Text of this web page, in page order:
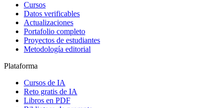
Cursos
Datos verificables
Actualizaciones
Portafolio completo
Proyectos de estudiantes
Metodología editorial
Plataforma
Cursos de IA
Reto gratis de IA
Libros en PDF